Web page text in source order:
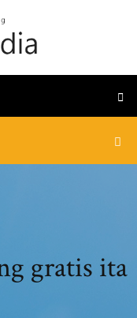
gratis ita